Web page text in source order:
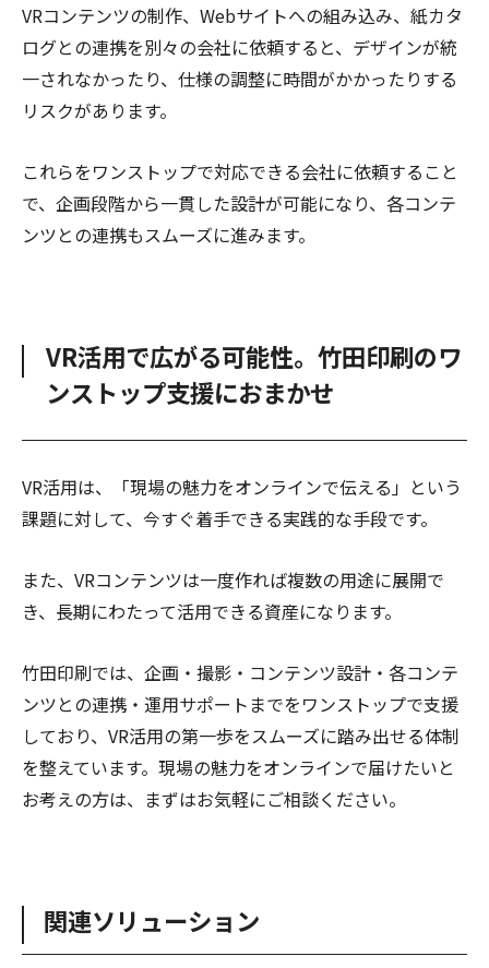
VRコンテンツの制作、Webサイトへの組み込み、紙カタ
ログとの連携を別々の会社に依頼すると、デザインが統
一されなかったり、仕様の調整に時間がかかったりする
リスクがあります。
これらをワンストップで対応できる会社に依頼すること
で、企画段階から一貫した設計が可能になり、各コンテ
ンツとの連携もスムーズに進みます。
VR活用で広がる可能性。竹田印刷のワ
ンストップ支援におまかせ
VR活用は、「現場の魅力をオンラインで伝える」という
課題に対して、今すぐ着手できる実践的な手段です。
また、VRコンテンツは一度作れば複数の用途に展開で
き、長期にわたって活用できる資産になります。
竹田印刷では、企画・撮影・コンテンツ設計・各コンテ
ンツとの連携・運用サポートまでをワンストップで支援
しており、VR活用の第一歩をスムーズに踏み出せる体制
を整えています。現場の魅力をオンラインで届けたいと
お考えの方は、まずはお気軽にご相談ください。
関連ソリューション